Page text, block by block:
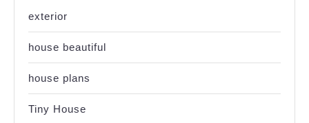
exterior
house beautiful
house plans
Tiny House